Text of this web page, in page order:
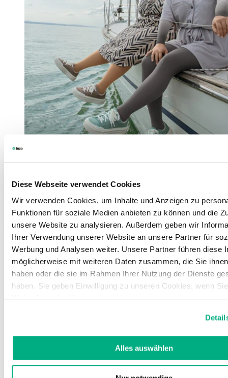
Diese Webseite verwendet Cookies
Wir verwenden Cookies, um Inhalte und Anzeigen zu
Funktionen für soziale Medien anbieten zu können und die
unsere Website zu analysieren. Außerdem geben wir
Ihrer Verwendung unserer Website an unsere Partner für
Werbung und Analysen weiter. Unsere Partner führen diese
möglicherweise mit weiteren Daten zusammen, die Sie
haben oder die sie im Rahmen Ihrer Nutzung der Dienste
haben. Sie geben Einwilligung zu unseren Cookies, wenn
Alles auswählen
Behaglig komfort möter perfekt passform
Learn more